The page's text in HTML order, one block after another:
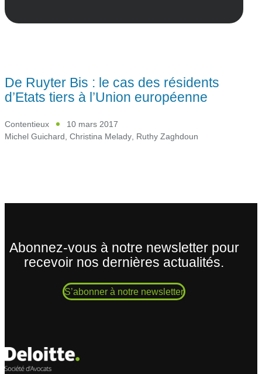
De Ruyter Bis : le cas des résidents
d’Etats tiers à l’Union européenne
Contentieux
10 mars 2017
Michel Guichard, Christina Melady, Ruthy Zaghdoun
Abonnez-vous à notre newsletter pour
recevoir nos dernières actualités.
S’abonner à notre newsletter